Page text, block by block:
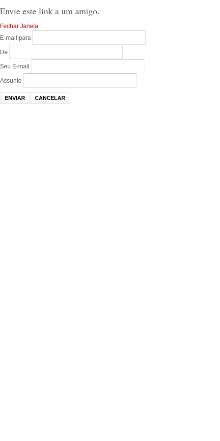
Envie este link a um amigo.
Fechar Janela
E-mail para
De
Seu E-mail
Assunto
ENVIAR CANCELAR